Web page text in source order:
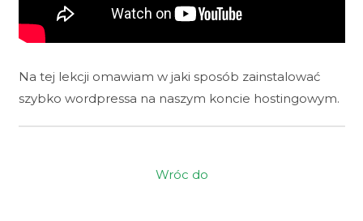
Na tej lekcji omawiam w jaki sposób zainstalować
szybko wordpressa na naszym koncie hostingowym.
Wróc do